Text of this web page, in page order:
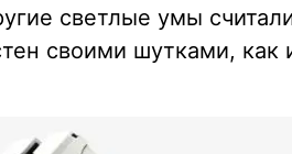
светлые умы
своими шутками, как